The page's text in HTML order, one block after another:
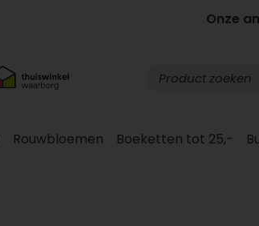
Onze
Rouwbloemen Boeketten tot 25,-